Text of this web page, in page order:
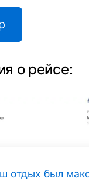
о рейсе:
отдых был